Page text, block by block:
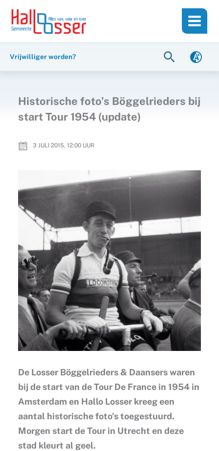
inhoud
naar
Vrijwilliger worden? Zoeken
Historische foto’s Böggelrieders bij
start Tour 1954 (update)
3 JULI 2015, 12:00UUR
De Losser Böggelrieders & Daansers waren
bij de start van de Tour De France in 1954 in
Amsterdam en Hallo Losser kreeg een
aantal historische foto’s toegestuurd.
Morgen start de Tour in Utrecht en deze
stad kleurt al geel.